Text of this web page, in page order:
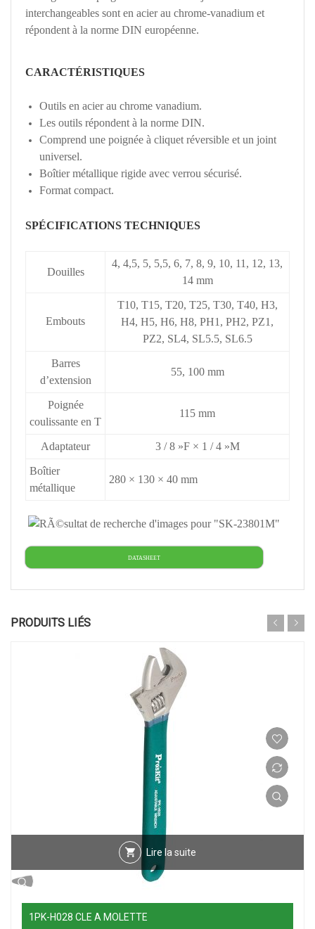
interchangeables sont en acier au chrome-vanadium et
répondent à la norme DIN européenne.
CARACTÉRISTIQUES
Outils en acier au chrome vanadium.
Les outils répondent à la norme DIN.
Comprend une poignée à cliquet réversible et un joint
universel.
Boîtier métallique rigide avec verrou sécurisé.
Format compact.
SPÉCIFICATIONS TECHNIQUES
Douilles
4, 4,5, 5, 5,5, 6, 7, 8, 9, 10, 11, 12, 13,
14 mm
Embouts
T10, T15, T20, T25, T30, T40, H3,
H4, H5, H6, H8, PH1, PH2, PZ1,
PZ2, SL4, SL5.5, SL6.5
Barres
d’extension
55, 100 mm
Poignée
coulissante en T
115 mm
Adaptateur 3 / 8 »F × 1 / 4 »M
Boîtier
métallique
280 × 130 × 40 mm
DATASHEET
PRODUITS LIÉS
Lire la suite
1PK-H028 CLE A MOLETTE